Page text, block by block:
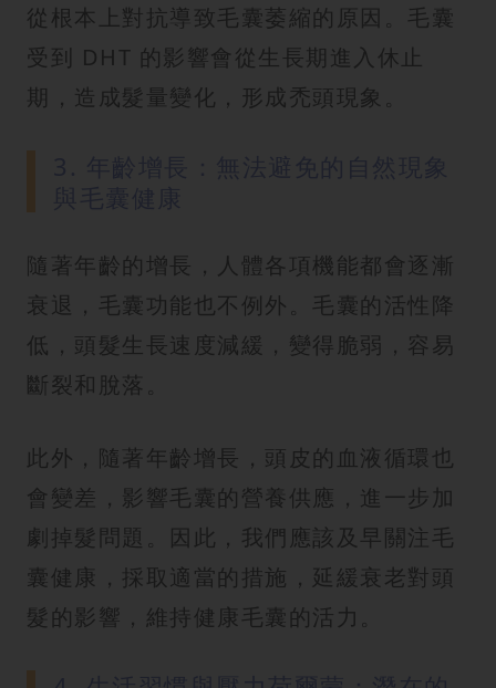
從根本上對抗導致毛囊萎縮的原因。毛囊
受到 DHT 的影響會從生長期進入休止
期，造成髮量變化，形成禿頭現象。
隨著年齡的增長，人體各項機能都會逐漸
衰退，毛囊功能也不例外。毛囊的活性降
低，頭髮生長速度減緩，變得脆弱，容易
斷裂和脫落。
此外，隨著年齡增長，頭皮的血液循環也
會變差，影響毛囊的營養供應，進一步加
劇掉髮問題。因此，我們應該及早關注毛
囊健康，採取適當的措施，延緩衰老對頭
髮的影響，維持健康毛囊的活力。